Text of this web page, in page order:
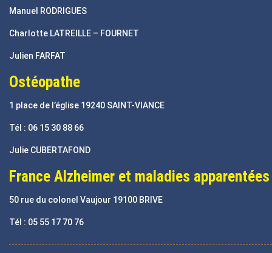
Manuel RODRIGUES
Charlotte LATREILLE – FOURNET
Julien FARFAT
Ostéopathe
1 place de l’église 19240 SAINT-VIANCE
Tél : 06 15 30 88 66
Julie CUBERTAFOND
France Alzheimer et maladies apparentées
50 rue du colonel Vaujour 19100 BRIVE
Tél : 05 55 17 70 76